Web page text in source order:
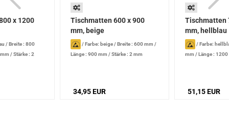
x 1200
/Breite : 800
/Stärke : 2
Tischmatten 600 x 900
mm, beige
/Farbe: beige/Breite : 600 mm /
Länge : 900 mm /Stärke : 2 mm
34,95 EUR
Tischmatten
mm, hellblau
/Farbe:
mm / Länge :
51,15 EUR